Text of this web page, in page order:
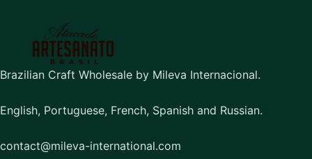
Brazilian Craft Wholesale by Mileva Internacional.
English, Portuguese, French, Spanish and Russian.
contact@mileva-international.com